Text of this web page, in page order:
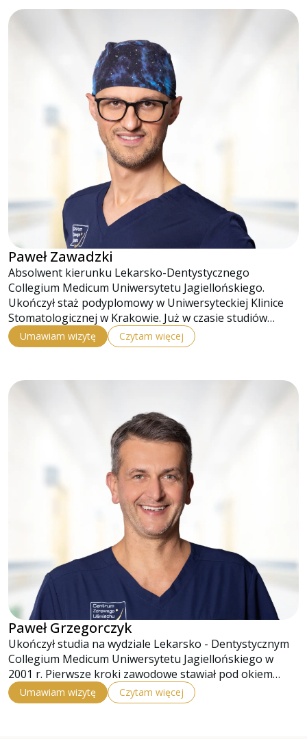
Paweł Zawadzki
Absolwent kierunku Lekarsko-Dentystycznego
Collegium Medicum Uniwersytetu Jagiellońskiego.
Ukończył staż podyplomowy w Uniwersyteckiej Klinice
Stomatologicznej w Krakowie. Już w czasie studiów…
Umawiam wizytę Czytam więcej
Paweł Grzegorczyk
Ukończył studia na wydziale Lekarsko - Dentystycznym
Collegium Medicum Uniwersytetu Jagiellońskiego w
2001 r. Pierwsze kroki zawodowe stawiał pod okiem…
Umawiam wizytę Czytam więcej